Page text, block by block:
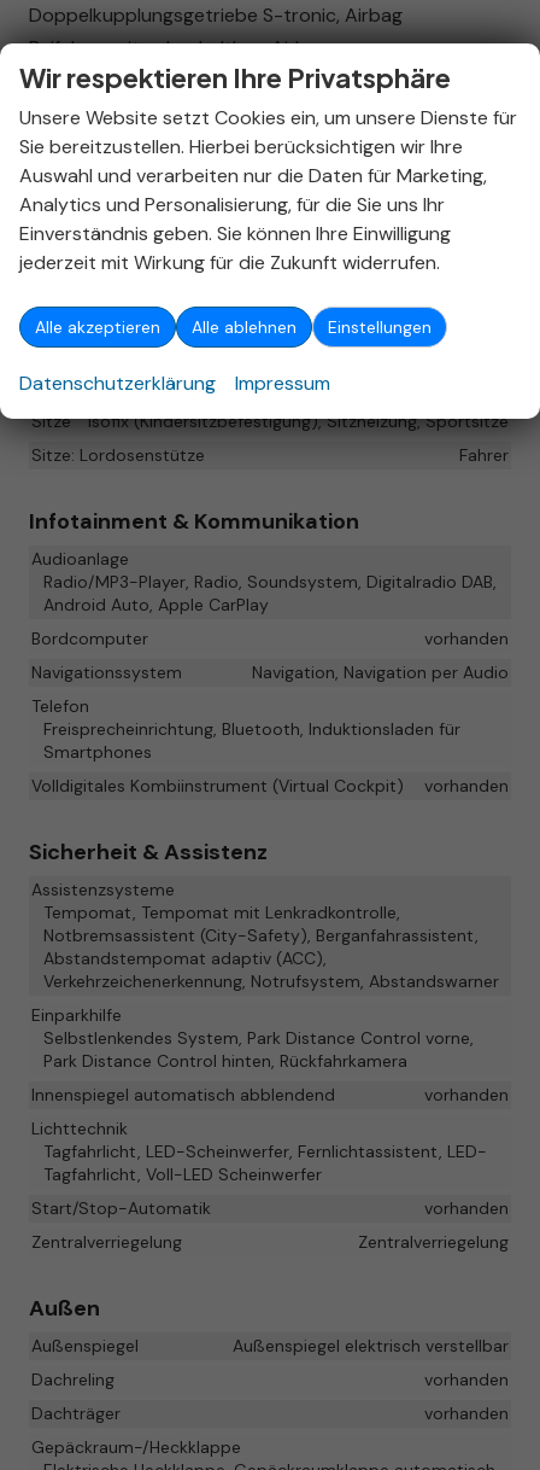
Doppelkupplungsgetriebe S-tronic, Airbag
Beifahrerseite abschaltbar, Airbag
Fahrer-/Beifahrerseite, Kopf-Airbag-System
(Sideguard), Rücksitzlehne geteilt/klappbar,
verschiebbar (40:20:40), Seitenairbag vorn, Dachreling
schwarz, Fahrassistenz-System: Notfall-Assistent mit
automatischem Notruf, Reifenkontroll-Anzeige,
Start/Stop-Anlage
Ambiente-Beleuchtung
vorhanden
Klimatisierung
Klimaautomatik, 3-Zonen-Klimaautomatik
Lenkrad
in Leder, mit Multifunktionen, mit Schaltwippen
Sitze
Isofix (Kindersitzbefestigung), Sitzheizung, Sportsitze
Sitze: Lordosenstütze
Fahrer
Infotainment & Kommunikation
Audioanlage
Radio/MP3-Player, Radio, Soundsystem, Digitalradio DAB,
Android Auto, Apple CarPlay
Bordcomputer
vorhanden
Navigationssystem
Navigation, Navigation per Audio
Telefon
Freisprecheinrichtung, Bluetooth, Induktionsladen für
Smartphones
Volldigitales Kombiinstrument (Virtual Cockpit)
vorhanden
Sicherheit & Assistenz
Assistenzsysteme
Tempomat, Tempomat mit Lenkradkontrolle,
Notbremsassistent (City-Safety), Berganfahrassistent,
Abstandstempomat adaptiv (ACC),
Verkehrzeichenerkennung, Notrufsystem, Abstandswarner
Einparkhilfe
Selbstlenkendes System, Park Distance Control vorne,
Park Distance Control hinten, Rückfahrkamera
Innenspiegel automatisch abblendend
vorhanden
Lichttechnik
Tagfahrlicht, LED-Scheinwerfer, Fernlichtassistent, LED-
Tagfahrlicht, Voll-LED Scheinwerfer
Start/Stop-Automatik
vorhanden
Zentralverriegelung
Zentralverriegelung
Außen
Außenspiegel
Außenspiegel elektrisch verstellbar
Dachreling
vorhanden
Dachträger
vorhanden
Gepäckraum-/Heckklappe
Wir respektieren Ihre Privatsphäre
Unsere Website setzt Cookies ein, um unsere Dienste für
Sie bereitzustellen. Hierbei berücksichtigen wir Ihre
Auswahl und verarbeiten nur die Daten für Marketing,
Analytics und Personalisierung, für die Sie uns Ihr
Einverständnis geben. Sie können Ihre Einwilligung
jederzeit mit Wirkung für die Zukunft widerrufen.
Alle akzeptieren Alle ablehnen Einstellungen
Datenschutzerklärung Impressum